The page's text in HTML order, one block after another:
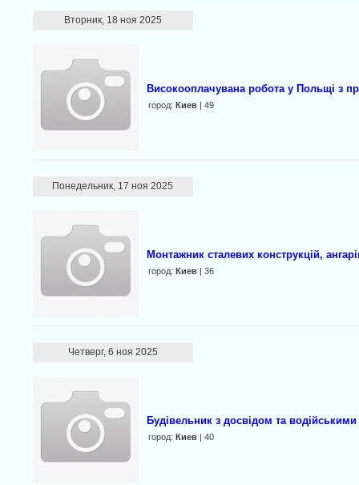
Вторник, 18 ноя 2025
Високооплачувана робота у Польщі з
город: Киев| 49
Понедельник, 17 ноя 2025
Монтажник сталевих конструкцій,
город: Киев| 36
Четверг, 6 ноя 2025
Будівельник з досвідом та
город: Киев| 40